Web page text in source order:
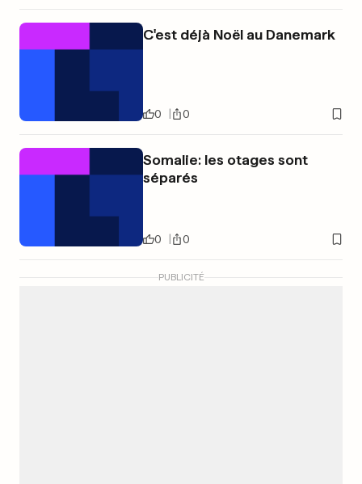
C'est déjà Noël au Danemark
0 0
Somalie: les otages sont
séparés
0 0
PUBLICITÉ